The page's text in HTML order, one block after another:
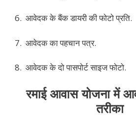
6. आवेदक के बैंक डायरी की फोटो प्रति.
7. आवेदक का पहचान पत्र.
8. आवेदक के दो पासपोर्ट साइज फोटो.
रमाई आवास योजना में
तरीका